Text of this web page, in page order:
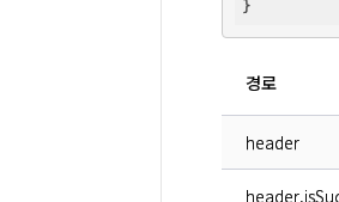
경로
header